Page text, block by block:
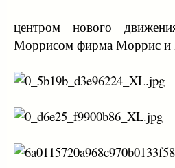
центром нового
Моррисом фирма Моррис и